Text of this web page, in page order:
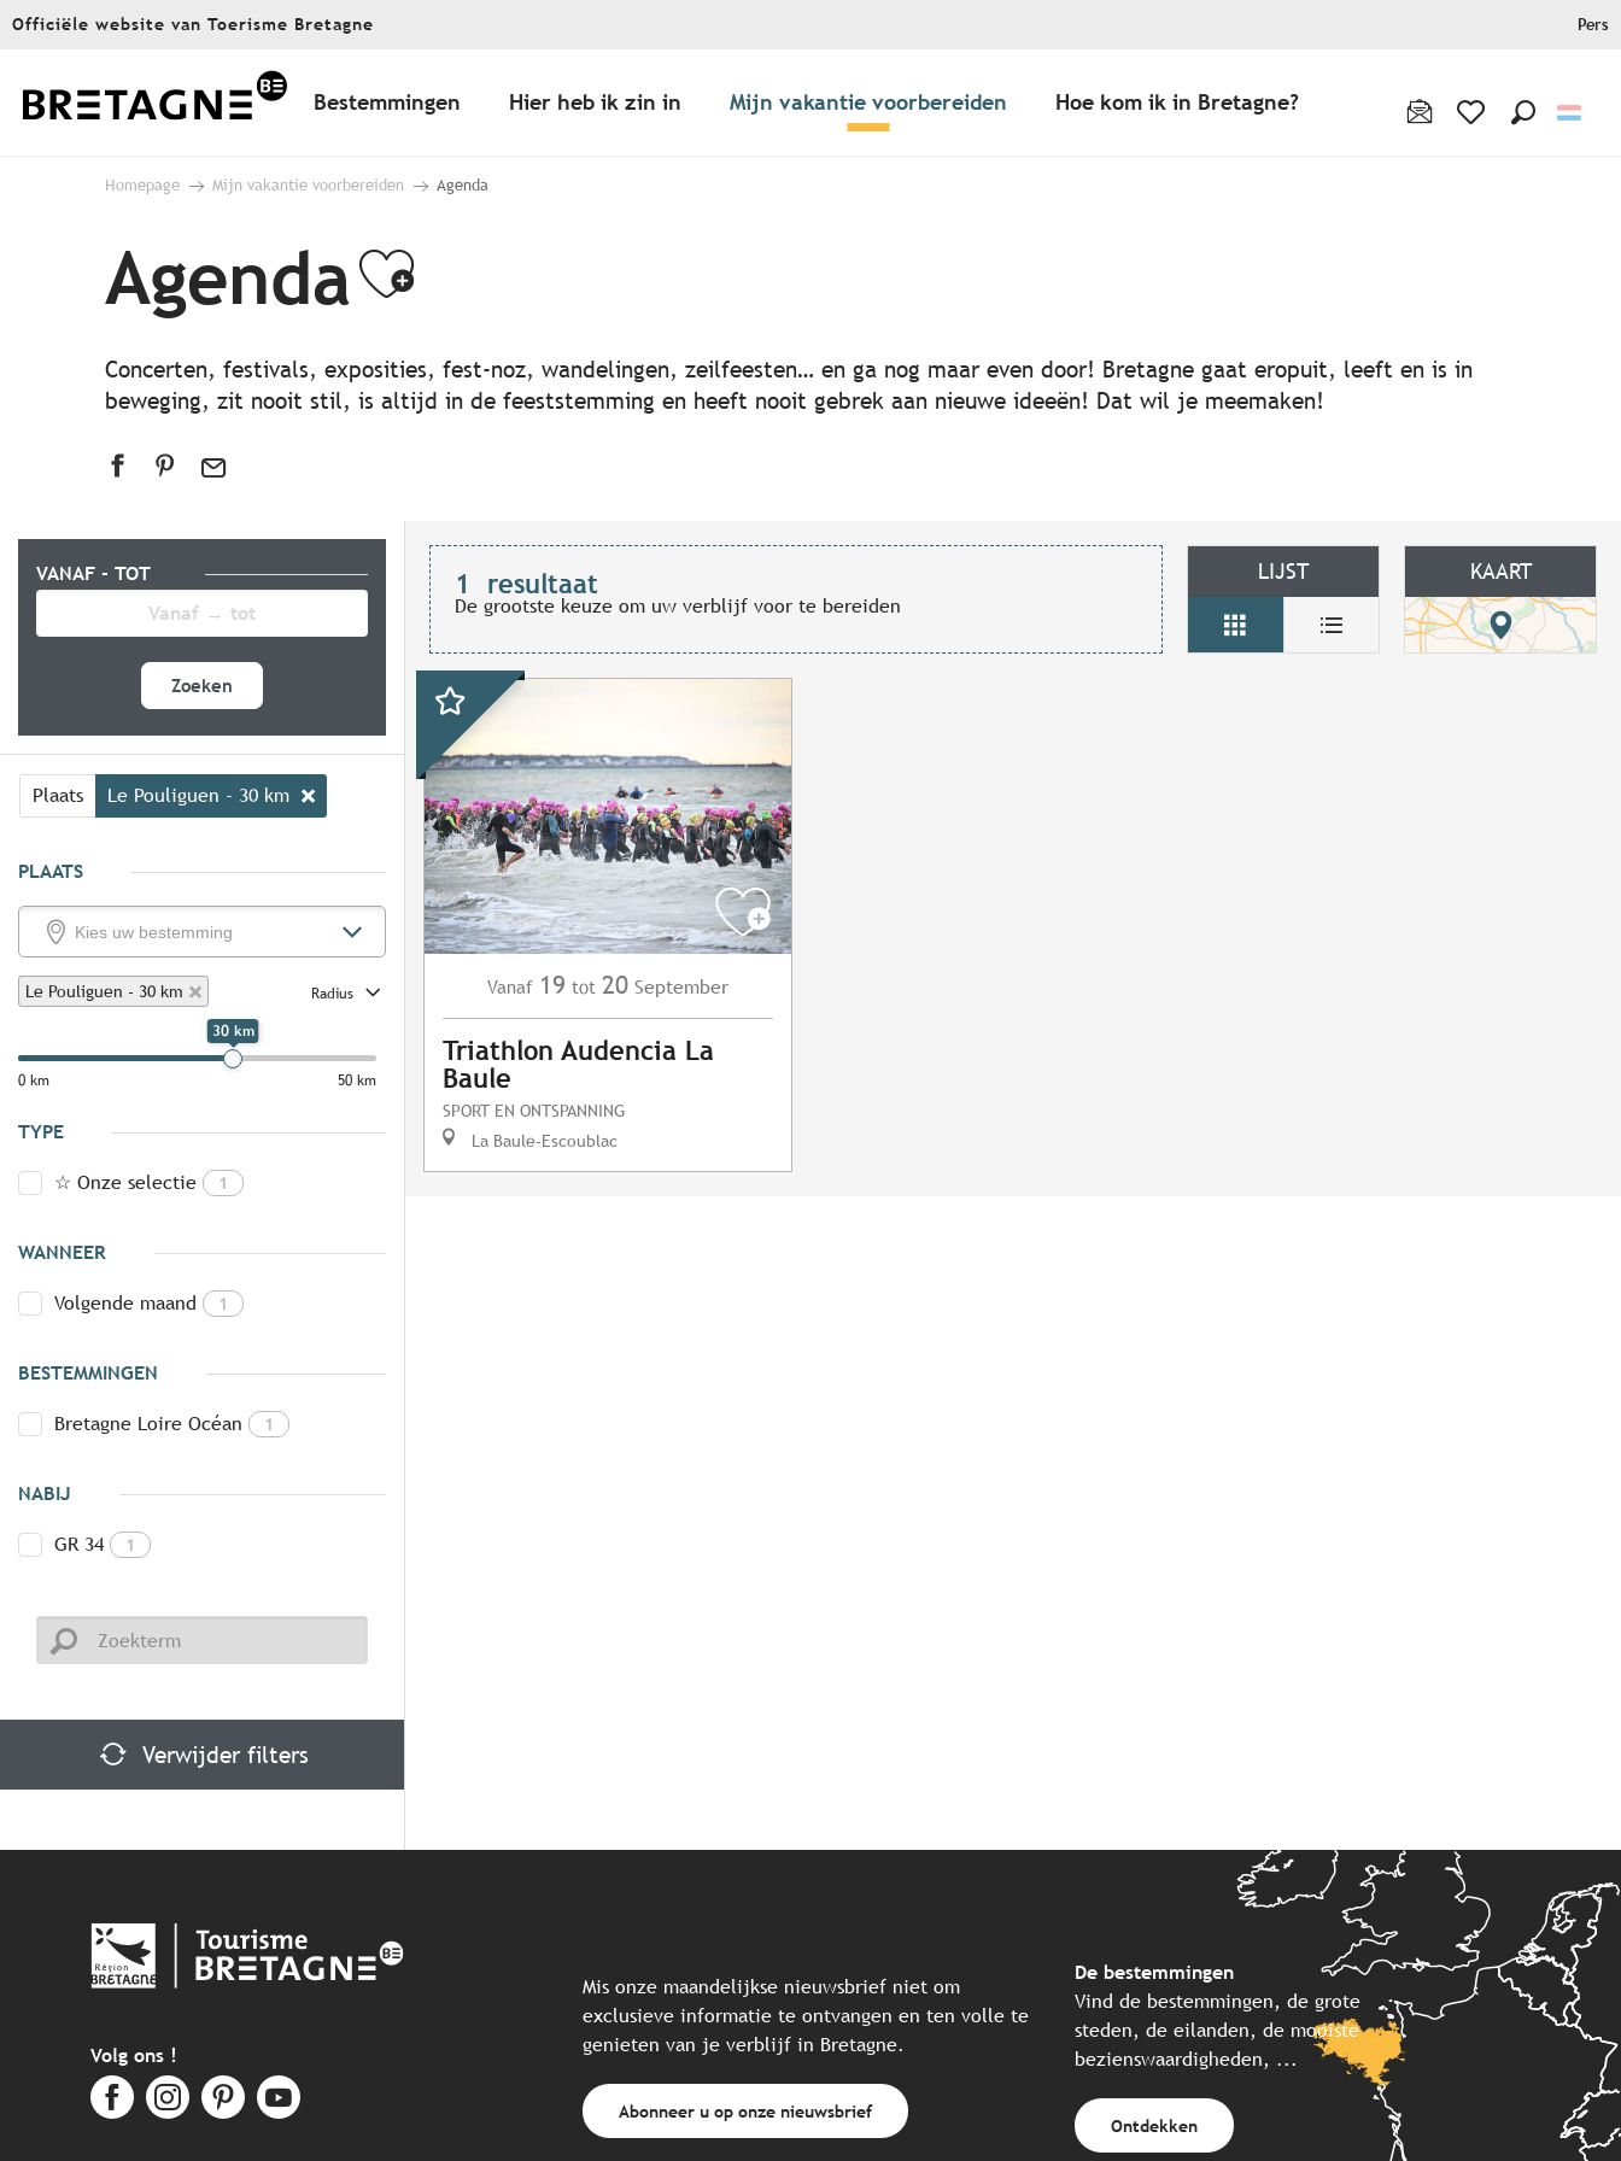
Aller
principal
Officiële website van Toerisme Bretagne Pers
Bestemmingen Hier heb ik zin in Mijn vakantie voorbereiden Hoe kom ik in Bretagne?
Homepage Mijn vakantie voorbereiden Agenda
AgendaAjouter aux favoris
Concerten, festivals, exposities, fest-noz, wandelingen, zeilfeesten… en ga nog maar even door! Bretagne gaat eropuit, leeft en is in
beweging, zit nooit stil, is altijd in de feeststemming en heeft nooit gebrek aan nieuwe ideeën! Dat wil je meemaken!
VANAF - TOT
Zoeken
Plaats Le Pouliguen - 30 km
PLAATS
Le Pouliguen - 30 km Radius
0 km 50 km
30 km
TYPE
☆ Onze selectie 1
WANNEER
Volgende maand 1
BESTEMMINGEN
Bretagne Loire Océan 1
NABIJ
GR 34 1
Verwijder filters
1 resultaat
De grootste keuze om uw verblijf voor te bereiden
LIJST KAART
Vanaf 19 tot 20 September
Triathlon Audencia La
Baule
SPORT EN ONTSPANNING
La Baule-Escoublac
Volg ons !
Mis onze maandelijkse nieuwsbrief niet om
exclusieve informatie te ontvangen en ten volle te
genieten van je verblijf in Bretagne.
Abonneer u op onze nieuwsbrief
De bestemmingen
Vind de bestemmingen, de grote
steden, de eilanden, de mooiste
bezienswaardigheden, ...
Ontdekken